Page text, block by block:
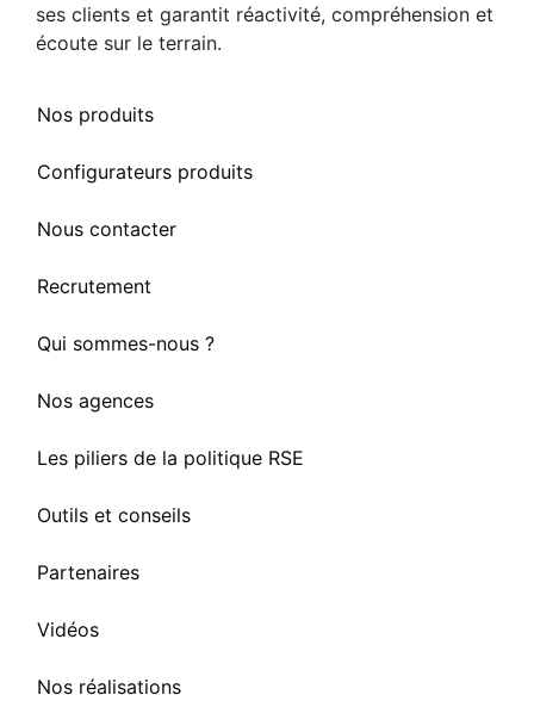
ses clients et garantit réactivité, compréhension et
écoute sur le terrain.
Nos produits
Configurateurs produits
Nous contacter
Recrutement
Qui sommes-nous ?
Nos agences
Les piliers de la politique RSE
Outils et conseils
Partenaires
Vidéos
Nos réalisations